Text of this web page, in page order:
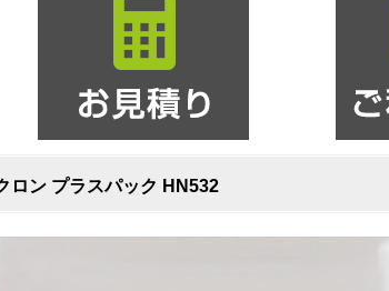
ロン プラスパック HN532